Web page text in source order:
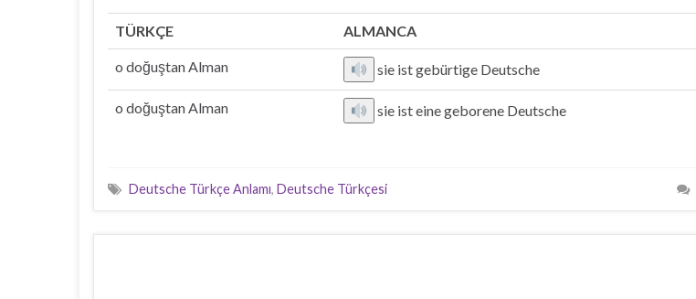
TÜRKÇE ALMANCA
o doğuştan Alman sie ist gebürtige Deutsche
o doğuştan Alman sie ist eine geborene Deutsche
Deutsche Türkçe Anlamı, Deutsche Türkçesi